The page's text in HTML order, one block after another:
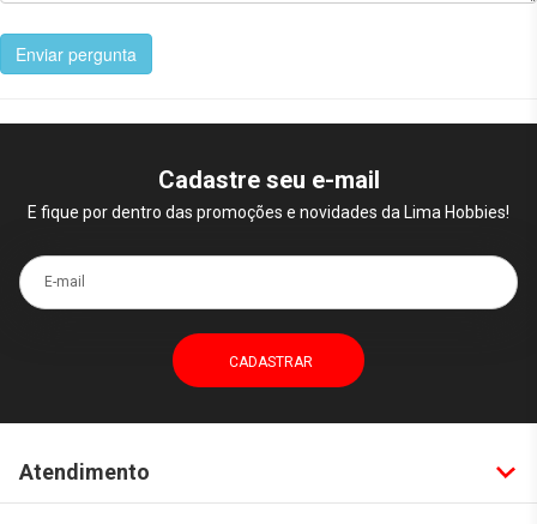
Enviar pergunta
Cadastre seu e-mail
E fique por dentro das promoções e novidades da Lima Hobbies!
E-mail
Atendimento